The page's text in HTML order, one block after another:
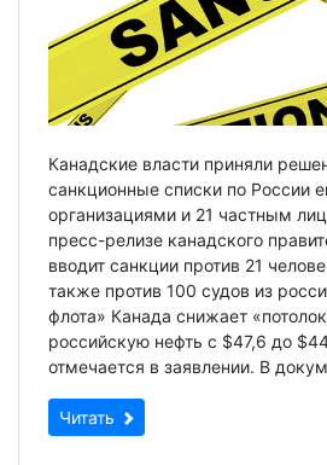
Канадские власти приняли
санкционные списки по России
организациями и 21 частным
пресс-релизе канадского
вводит санкции против 21
также против 100 судов из
флота» Канада снижает
российскую нефть с $47,6 до
отмечается в заявлении. В
Читать